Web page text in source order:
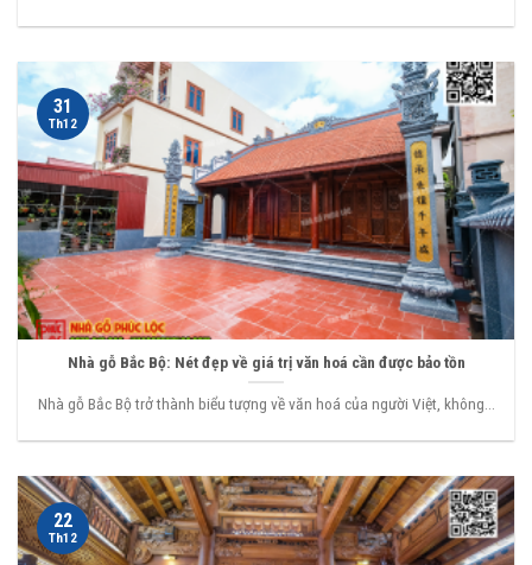
Nhà gỗ Bắc Bộ: Nét đẹp về giá trị văn hoá cần được bảo tồn
Nhà gỗ Bắc Bộ trở thành biểu tượng về văn hoá của người Việt, không...
31
Th12
22
Th12